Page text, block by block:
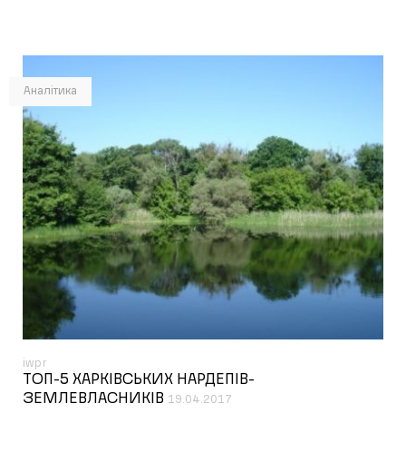
Аналітика
iwpr
ТОП-5 ХАРКІВСЬКИХ НАРДЕПІВ-
ЗЕМЛЕВЛАСНИКІВ 19.04.2017